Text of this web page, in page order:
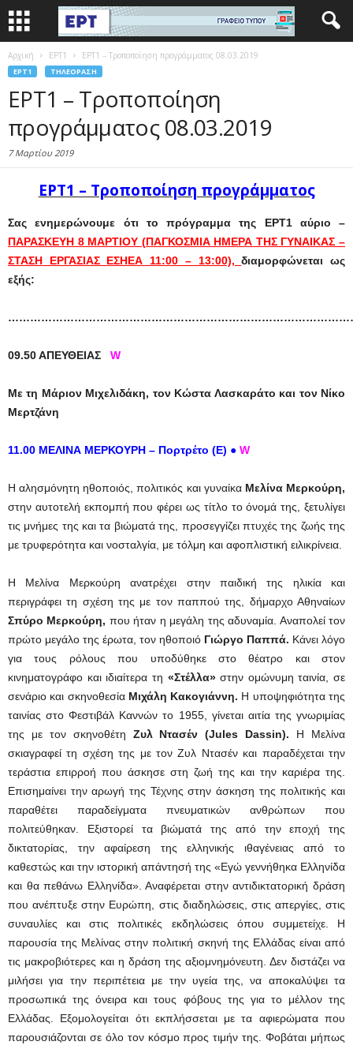
Αρχική EΡΤ1 ΕΡΤ1 – Τροποποίηση προγράμματος 08.03.2019
EΡΤ1 ΤΗΛΕΌΡΑΣΗ
ΕΡΤ1 – Τροποποίηση
προγράμματος 08.03.2019
7 Μαρτίου 2019
ΕΡΤ1 – Τροποποίηση προγράμματος
Σας ενημερώνουμε ότι το πρόγραμμα της ΕΡΤ1 αύριο –
ΠΑΡΑΣΚΕΥΗ 8 ΜΑΡΤΙΟΥ (ΠΑΓΚΟΣΜΙΑ HΜΕΡΑ ΤΗΣ ΓΥΝΑΙΚΑΣ –
ΣΤΑΣΗ ΕΡΓΑΣΙΑΣ ΕΣΗΕΑ 11:00 – 13:00),διαμορφώνεται ως
εξής:
09.50 ΑΠΕΥΘΕΙΑΣ W
Με τη Μάριον Μιχελιδάκη, τον Κώστα Λασκαράτο και τον Νίκο
Μερτζάνη
11.00 ΜΕΛΙΝΑ ΜΕΡΚΟΥΡΗ – Πορτρέτο (E) ● W
Η αλησμόνητη ηθοποιός, πολιτικός και γυναίκα Μελίνα Μερκούρη,
στην αυτοτελή εκπομπή που φέρει ως τίτλο το όνομά της, ξετυλίγει
τις μνήμες της και τα βιώματά της, προσεγγίζει πτυχές της ζωής της
με τρυφερότητα και νοσταλγία, με τόλμη και αφοπλιστική ειλικρίνεια.
Η Μελίνα Μερκούρη ανατρέχει στην παιδική της ηλικία και
περιγράφει τη σχέση της με τον παππού της, δήμαρχο Αθηναίων
Σπύρο Μερκούρη, που ήταν η μεγάλη της αδυναμία. Αναπολεί τον
πρώτο μεγάλο της έρωτα, τον ηθοποιό Γιώργο Παππά. Κάνει λόγο
για τους ρόλους που υποδύθηκε στο θέατρο και στον
κινηματογράφο και ιδιαίτερα τη «Στέλλα»στην ομώνυμη ταινία, σε
σενάριο και σκηνοθεσία Μιχάλη Κακογιάννη. Η υποψηφιότητα της
ταινίας στο Φεστιβάλ Καννών το 1955, γίνεται αιτία της γνωριμίας
της με τον σκηνοθέτη Ζυλ Ντασέν (Jules Dassin). Η Μελίνα
σκιαγραφεί τη σχέση της με τον Ζυλ Ντασέν και παραδέχεται την
τεράστια επιρροή που άσκησε στη ζωή της και την καριέρα της.
Επισημαίνει την αρωγή της Τέχνης στην άσκηση της πολιτικής και
παραθέτει παραδείγματα πνευματικών ανθρώπων που
πολιτεύθηκαν. Εξιστορεί τα βιώματά της από την εποχή της
δικτατορίας, την αφαίρεση της ελληνικής ιθαγένειας από το
καθεστώς και την ιστορική απάντησή της «Εγώ γεννήθηκα Ελληνίδα
και θα πεθάνω Ελληνίδα». Αναφέρεται στην αντιδικτατορική δράση
που ανέπτυξε στην Ευρώπη, στις διαδηλώσεις, στις απεργίες, στις
συναυλίες και στις πολιτικές εκδηλώσεις όπου συμμετείχε. Η
παρουσία της Μελίνας στην πολιτική σκηνή της Ελλάδας είναι από
τις μακροβιότερες και η δράση της αξιομνημόνευτη. Δεν διστάζει να
μιλήσει για την περιπέτεια με την υγεία της, να αποκαλύψει τα
προσωπικά της όνειρα και τους φόβους της για το μέλλον της
Ελλάδας. Εξομολογείται ότι εκπλήσσεται με τα αφιερώματα που
παρουσιάζονται σε όλο τον κόσμο προς τιμήν της. Φοβάται μήπως